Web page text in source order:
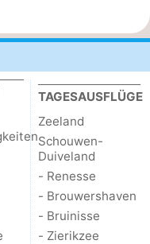
TAGESAUSFLÜGE
Zeeland
Schouwen-
Duiveland
- Renesse
- Brouwershaven
- Bruinisse
- Zierikzee